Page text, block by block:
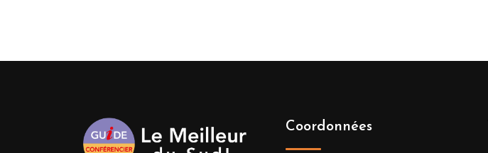
Coordonnées